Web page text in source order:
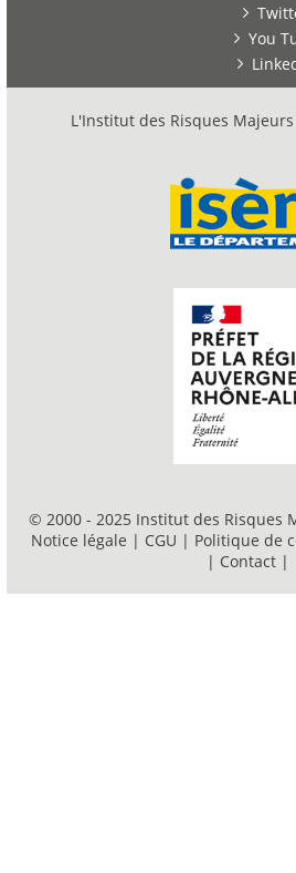
You
L'Institut des Risques
© 2000 - 2025 Institut des Risques
Notice légale | CGU | Politique de
| Contact |